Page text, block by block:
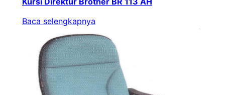
Baca selengkapnya